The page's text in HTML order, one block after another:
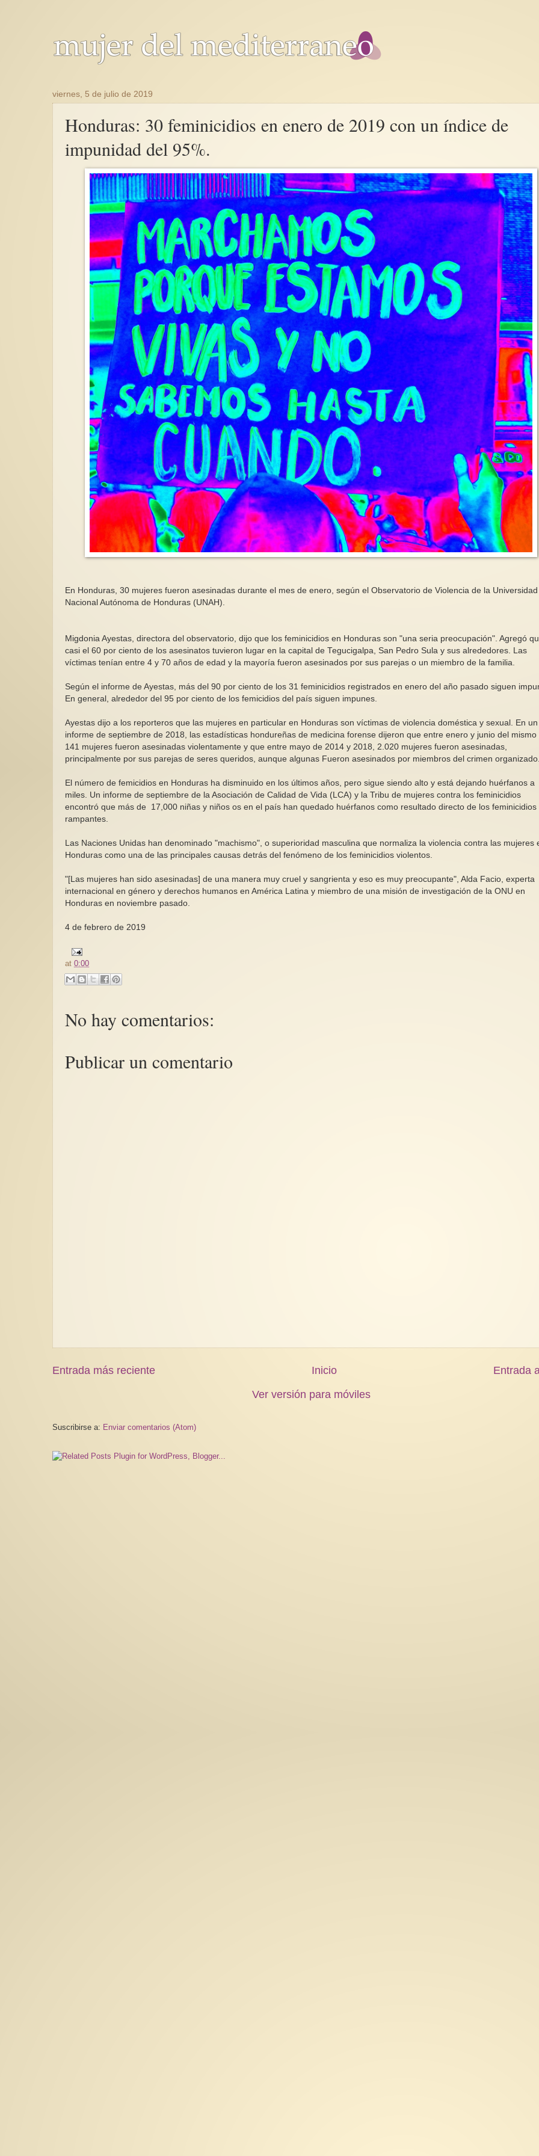
viernes, 5 de julio de 2019
Honduras: 30 feminicidios en enero de 2019 con un índice de
impunidad del 95%.
En Honduras, 30 mujeres fueron asesinadas durante el mes de enero, según el Observatorio de Violencia de la Universidad
Nacional Autónoma de Honduras (UNAH).
Migdonia Ayestas, directora del observatorio, dijo que los feminicidios en Honduras son "una seria preocupación". Agregó
casi el 60 por ciento de los asesinatos tuvieron lugar en la capital de Tegucigalpa, San Pedro Sula y sus alrededores. Las
víctimas tenían entre 4 y 70 años de edad y la mayoría fueron asesinados por sus parejas o un miembro de la familia.
Según el informe de Ayestas, más del 90 por ciento de los 31 feminicidios registrados en enero del año pasado siguen
En general, alrededor del 95 por ciento de los femicidios del país siguen impunes.
Ayestas dijo a los reporteros que las mujeres en particular en Honduras son víctimas de violencia doméstica y sexual. En un
informe de septiembre de 2018, las estadísticas hondureñas de medicina forense dijeron que entre enero y junio del mismo
141 mujeres fueron asesinadas violentamente y que entre mayo de 2014 y 2018, 2.020 mujeres fueron asesinadas,
principalmente por sus parejas de seres queridos, aunque algunas Fueron asesinados por miembros del crimen organizado.
El número de femicidios en Honduras ha disminuido en los últimos años, pero sigue siendo alto y está dejando huérfanos a
miles. Un informe de septiembre de la Asociación de Calidad de Vida (LCA) y la Tribu de mujeres contra los feminicidios
encontró que más de 17,000 niñas y niños os en el país han quedado huérfanos como resultado directo de los feminicidios
rampantes.
Las Naciones Unidas han denominado "machismo", o superioridad masculina que normaliza la violencia contra las mujeres
Honduras como una de las principales causas detrás del fenómeno de los feminicidios violentos.
"[Las mujeres han sido asesinadas] de una manera muy cruel y sangrienta y eso es muy preocupante", Alda Facio, experta
internacional en género y derechos humanos en América Latina y miembro de una misión de investigación de la ONU en
Honduras en noviembre pasado.
4 de febrero de 2019
at0:00
No hay comentarios:
Publicar un comentario
Entrada más reciente Entrada
Inicio
Ver versión para móviles
Suscribirse a: Enviar comentarios (Atom)
NotiMujeres 1/2026
Recuento global del último
trimestre respecto a negativos y
Diferentes
la maternidad, los
quehaceres, la vida
Cada dos minutos
parte del mundo
por complicaciones